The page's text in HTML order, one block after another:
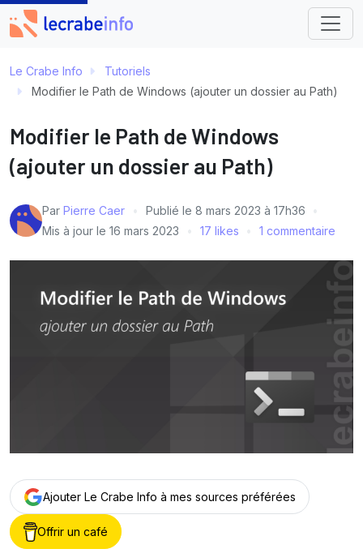
Le Crabe Info
Tutoriels
Modifier le Path de Windows (ajouter un dossier au Path)
Modifier le Path de Windows
(ajouter un dossier au Path)
Par Pierre Caer Publié le 8 mars 2023 à 17h36
Mis à jour le 16 mars 2023 17 likes 1 commentaire
Ajouter Le Crabe Info à mes sources préférées
Offrir un café